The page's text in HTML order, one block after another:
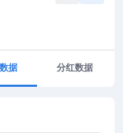
据 分红数据